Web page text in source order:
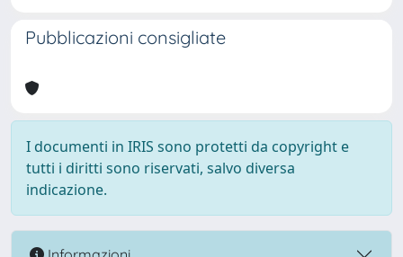
Pubblicazioni consigliate
I documenti in IRIS sono protetti da copyright e
tutti i diritti sono riservati, salvo diversa
indicazione.